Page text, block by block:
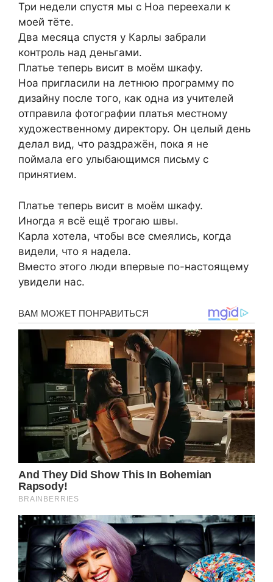
Три недели спустя мы с Ноа переехали к
моей тёте.
Два месяца спустя у Карлы забрали
контроль над деньгами.
Платье теперь висит в моём шкафу.
Ноа пригласили на летнюю программу по
дизайну после того, как одна из учителей
отправила фотографии платья местному
художественному директору. Он целый день
делал вид, что раздражён, пока я не
поймала его улыбающимся письму с
принятием.
Платье теперь висит в моём шкафу.
Иногда я всё ещё трогаю швы.
Карла хотела, чтобы все смеялись, когда
видели, что я надела.
Вместо этого люди впервые по-настоящему
увидели нас.